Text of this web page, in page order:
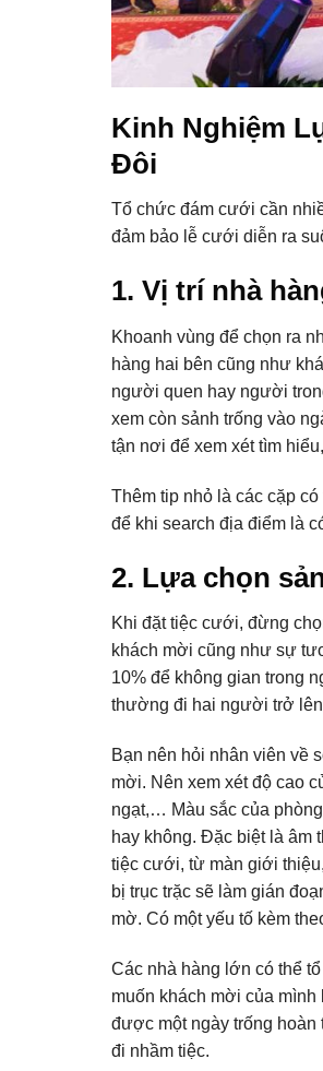
Kinh Nghiệm
Đôi
Tổ chức đám cưới cần
đảm bảo lễ cưới diễn ra
1. Vị trí nhà
Khoanh vùng để chọn ra
hàng hai bên cũng như
người quen hay người
xem còn sảnh trống vào
tận nơi để xem xét tìm
Thêm tip nhỏ là các cặp
để khi search địa điểm là
2. Lựa chọn
Khi đặt tiệc cưới, đừng
khách mời cũng như sự
10% để không gian trong
thường đi hai người trở
Bạn nên hỏi nhân viên về
mời. Nên xem xét độ cao
ngạt,… Màu sắc của
hay không. Đặc biệt là âm
tiệc cưới, từ màn giới
bị trục trặc sẽ làm gián
mờ. Có một yếu tố kèm
Các nhà hàng lớn có thể
muốn khách mời của
được một ngày trống hoàn
đi nhầm tiệc.